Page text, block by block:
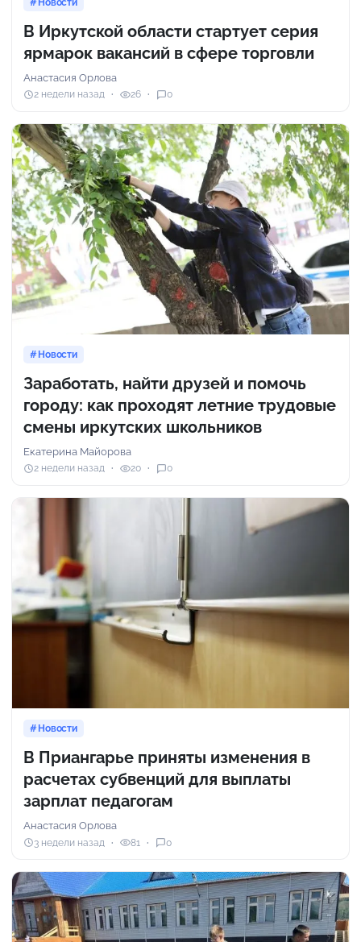
В Иркутской области стартует серия
ярмарок вакансий в сфере торговли
Анастасия Орлова
2 недели назад 26 0
Новости
Заработать, найти друзей и помочь
городу: как проходят летние трудовые
смены иркутских школьников
Екатерина Майорова
2 недели назад 20 0
Новости
В Приангарье приняты изменения в
расчетах субвенций для выплаты
зарплат педагогам
Анастасия Орлова
3 недели назад 81 0